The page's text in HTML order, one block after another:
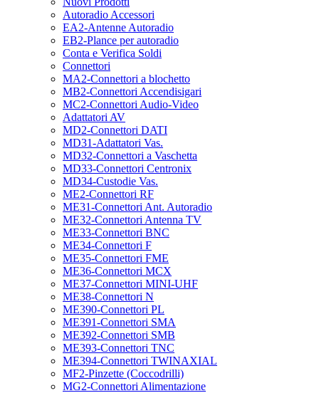
Autoradio Accessori
EA2-Antenne Autoradio
EB2-Plance per autoradio
Conta e Verifica Soldi
Connettori
MA2-Connettori a blochetto
MB2-Connettori Accendisigari
MC2-Connettori Audio-Video
Adattatori AV
MD2-Connettori DATI
MD31-Adattatori Vas.
MD32-Connettori a Vaschetta
MD33-Connettori Centronix
MD34-Custodie Vas.
ME2-Connettori RF
ME31-Connettori Ant. Autoradio
ME32-Connettori Antenna TV
ME33-Connettori BNC
ME34-Connettori F
ME35-Connettori FME
ME36-Connettori MCX
ME37-Connettori MINI-UHF
ME38-Connettori N
ME390-Connettori PL
ME391-Connettori SMA
ME392-Connettori SMB
ME393-Connettori TNC
ME394-Connettori TWINAXIAL
MF2-Pinzette (Coccodrilli)
MG2-Connettori Alimentazione